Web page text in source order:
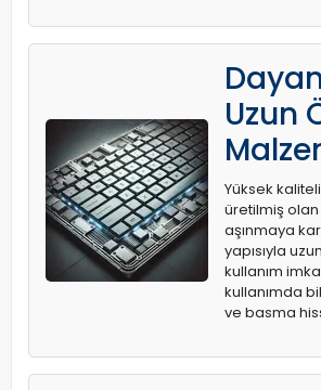
Uzun
Yüksek
üretilmiş
aşınmaya
yapısıyla
kullanım
kullanımda
ve basma